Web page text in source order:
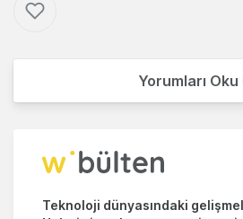
Yorumları Oku
Teknoloji dünyasındaki